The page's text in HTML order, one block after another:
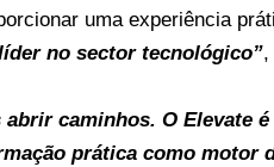
uma experiência
no sector tecnológico”,
caminhos. O Elevate
prática como motor